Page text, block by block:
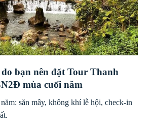
bạn nên đặt Tour Thanh
mùa cuối năm
săn mây, không khí lễ hội, check-in